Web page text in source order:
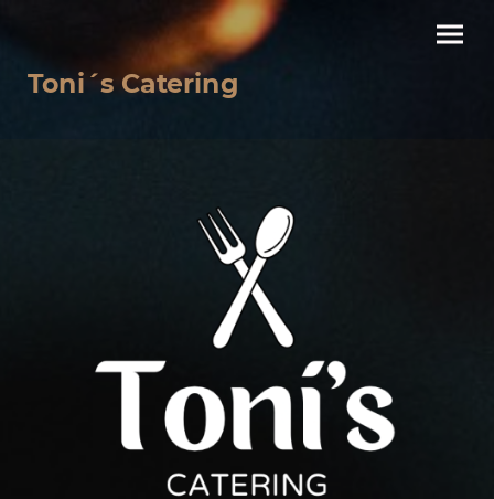
Toni´s Catering